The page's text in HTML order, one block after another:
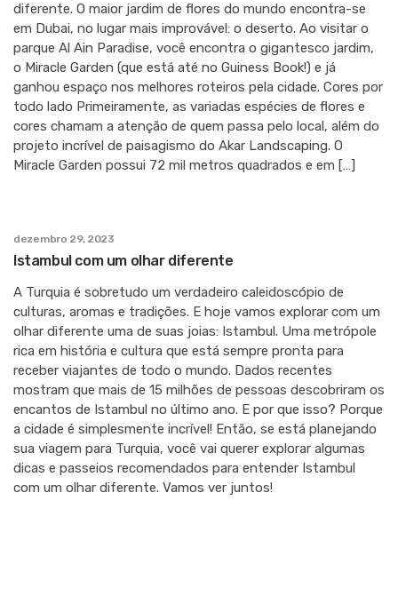
diferente. O maior jardim de flores do mundo encontra-se
em Dubai, no lugar mais improvável: o deserto. Ao visitar o
parque Al Ain Paradise, você encontra o gigantesco jardim,
o Miracle Garden (que está até no Guiness Book!) e já
ganhou espaço nos melhores roteiros pela cidade. Cores por
todo lado Primeiramente, as variadas espécies de flores e
cores chamam a atenção de quem passa pelo local, além do
projeto incrível de paisagismo do Akar Landscaping. O
Miracle Garden possui 72 mil metros quadrados e em […]
dezembro 29, 2023
Istambul com um olhar diferente
A Turquia é sobretudo um verdadeiro caleidoscópio de
culturas, aromas e tradições. E hoje vamos explorar com um
olhar diferente uma de suas joias: Istambul. Uma metrópole
rica em história e cultura que está sempre pronta para
receber viajantes de todo o mundo. Dados recentes
mostram que mais de 15 milhões de pessoas descobriram os
encantos de Istambul no último ano. E por que isso? Porque
a cidade é simplesmente incrível! Então, se está planejando
sua viagem para Turquia, você vai querer explorar algumas
dicas e passeios recomendados para entender Istambul
com um olhar diferente. Vamos ver juntos!